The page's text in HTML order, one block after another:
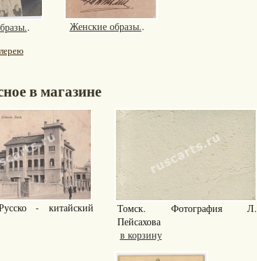
. Женские образы..
в магазине
- китайский
Томск. Фотография Л.
Пейсахова
в корзину